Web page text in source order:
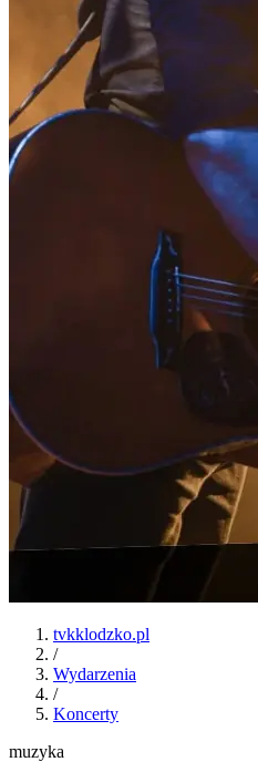
tvkklodzko.pl
/
Wydarzenia
/
Koncerty
muzyka